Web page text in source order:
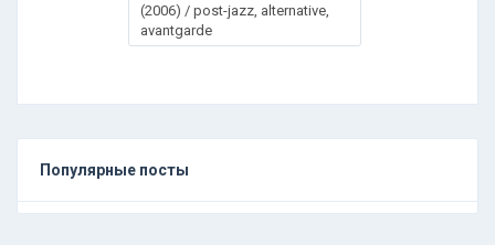
(2006) / post-jazz, alternative,
avantgarde
Популярные посты